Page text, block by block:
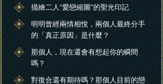
描繪二人“愛戀縮圖”的聖光印記
明明曾經兩情相悅，兩個人最終分手
的「真正原因」是什麼？
那個人，現在還會有想起你的瞬間
嗎？
對復合還有期待嗎？那個人目前的戀